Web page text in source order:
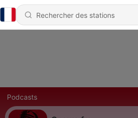
Podcasts